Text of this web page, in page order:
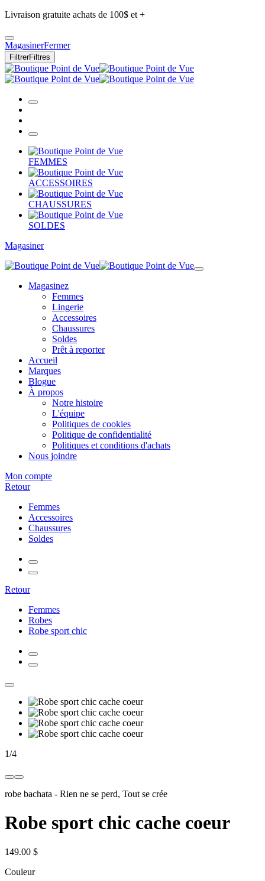
Livraison gratuite achats de 100$ et +
MagasinerFermer
FiltrerFiltres
FEMMES
ACCESSOIRES
CHAUSSURES
SOLDES
Magasiner
Magasinez
Femmes
Lingerie
Accessoires
Chaussures
Soldes
Prêt à reporter
Accueil
Marques
Blogue
À propos
Notre histoire
L'équipe
Politiques de cookies
Politique de confidentialité
Politiques et conditions d'achats
Nous joindre
Mon compte
Retour
Femmes
Accessoires
Chaussures
Soldes
Retour
Femmes
Robes
Robe sport chic
1/4
robe bachata - Rien ne se perd, Tout se crée
Robe sport chic cache coeur
149.00 $
Couleur